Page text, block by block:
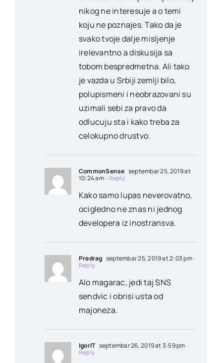
nikog ne interesuje a o temi
koju ne poznajes. Tako da je
svako tvoje dalje misljenje
irelevantno a diskusija sa
tobom bespredmetna. Ali tako
je vazda u Srbiji zemlji bilo,
polupismeni i neobrazovani su
uzimali sebi za pravo da
odlucuju sta i kako treba za
celokupno drustvo.
CommonSense septembar 25, 2019 at
10:24 am- Reply
Kako samo lupas neverovatno,
ocigledno ne znas ni jednog
developera iz inostransva.
Predrag septembar 25, 2019 at 2:03 pm-
Reply
Alo magarac, jedi taj SNS
sendvic i obrisi usta od
majoneza.
IgorIT septembar 26, 2019 at 3:59 pm -
Reply